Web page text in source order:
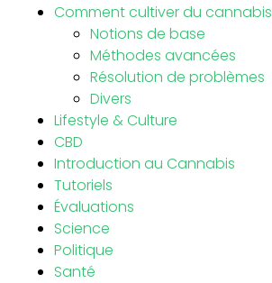
Comment cultiver du cannabis
Notions de base
Méthodes avancées
Résolution de problèmes
Divers
Lifestyle & Culture
CBD
Introduction au Cannabis
Tutoriels
Évaluations
Science
Politique
Santé